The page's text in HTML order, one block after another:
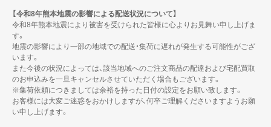
【令和8年熊本地震の影響による配送状況について】
令和8年熊本地震により被害を受けられた皆様に心よりお見舞い申し上げま
す。
地震の影響により一部の地域での配送・集荷に遅れが発生する可能性がござ
います。
また今後の状況によっては、該当地域へのご注文商品の配達および宅配買取
のお申込みを一旦キャンセルさせていただく場合もございます。
※集荷依頼につきましては余裕を持った日付の設定をお願い致します。
お客様には大変ご迷惑をおかけしますが、何卒ご理解くださいますようお願
い申し上げます。